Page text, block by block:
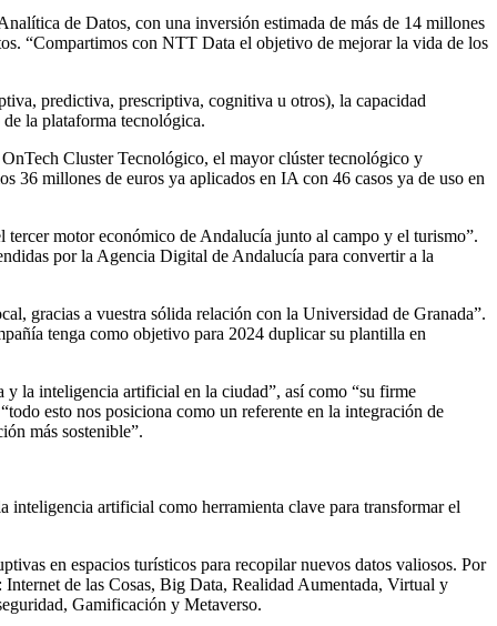
de Datos, con una inversión estimada de más de 14 millones
“Compartimos con NTT Data el objetivo de mejorar la vida de los
predictiva, prescriptiva, cognitiva u otros), la capacidad
la plataforma tecnológica.
Cluster Tecnológico, el mayor clúster tecnológico y
36 millones de euros ya aplicados en IA con 46 casos ya de uso en
motor económico de Andalucía junto al campo y el turismo”.
por la Agencia Digital de Andalucía para convertir a la
gracias a vuestra sólida relación con la Universidad de Granada”.
tenga como objetivo para 2024 duplicar su plantilla en
y la inteligencia artificial en la ciudad”, así como “su firme
esto nos posiciona como un referente en la integración de
más sostenible”.
inteligencia artificial como herramienta clave para transformar el
en espacios turísticos para recopilar nuevos datos valiosos. Por
de las Cosas, Big Data, Realidad Aumentada, Virtual y
Gamificación y Metaverso.